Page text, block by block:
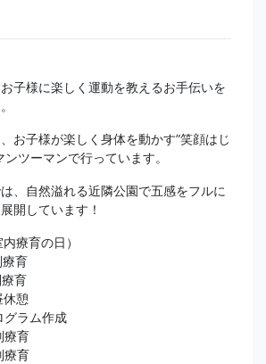
子様に楽しく運動を教えるお手伝いを
お子様が楽しく身体を動かす”笑顔はじ
ツーマンで行っています。
、自然溢れる近隣公園で五感をフルに
開しています！
療育の日）
育
育
憩
ラム作成
育
育